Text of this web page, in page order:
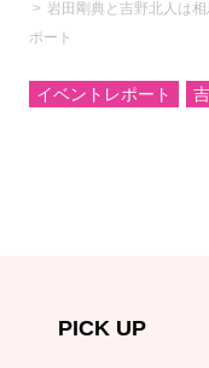
岩田剛典と吉野北人は
ポート
イベントレポート
PICK UP